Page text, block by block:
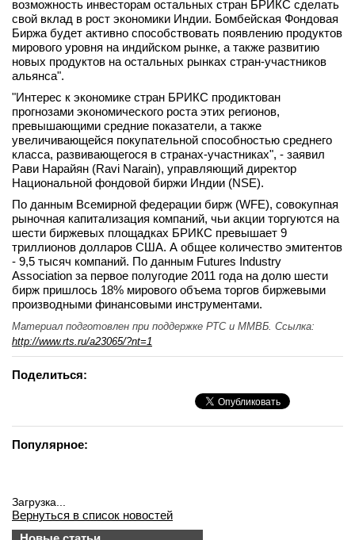
возможность инвесторам остальных стран БРИКС сделать
свой вклад в рост экономики Индии. Бомбейская Фондовая
Биржа будет активно способствовать появлению продуктов
мирового уровня на индийском рынке, а также развитию
новых продуктов на остальных рынках стран-участников
альянса".
"Интерес к экономике стран БРИКС продиктован
прогнозами экономического роста этих регионов,
превышающими средние показатели, а также
увеличивающейся покупательной способностью среднего
класса, развивающегося в странах-участниках", - заявил
Рави Нарайян (Ravi Narain), управляющий директор
Национальной фондовой биржи Индии (NSE).
По данным Всемирной федерации бирж (WFE), совокупная
рыночная капитализация компаний, чьи акции торгуются на
шести биржевых площадках БРИКС превышает 9
триллионов долларов США. А общее количество эмитентов
- 9,5 тысяч компаний. По данным Futures Industry
Association за первое полугодие 2011 года на долю шести
бирж пришлось 18% мирового объема торгов биржевыми
производными финансовыми инструментами.
Материал подготовлен при поддержке РТС и ММВБ. Ссылка:
http://www.rts.ru/a23065/?nt=1
Поделиться:
Популярное:
Загрузка...
Вернуться в список новостей